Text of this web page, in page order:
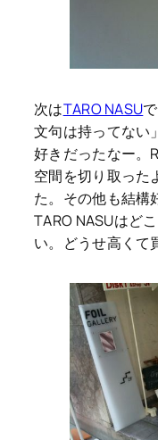
次はTARO NASU
文句は持ってない
好きだったなー。
空間を切り取った
た。その他も結構
TARO NASUはど
い。どうせ高くて